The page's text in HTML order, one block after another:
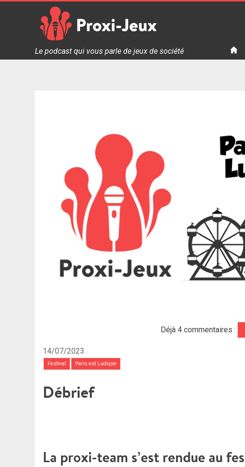
Proxi Jeux - Le podcast qui vous parle de jeux de société
Le podcast qui vous parle de jeux de société
Déjà 4 commentaires :
14/07/2023
Festival Paris est Ludique
Débrief
La proxi-team s’est rendue au